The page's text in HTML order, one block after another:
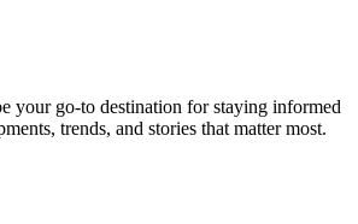
your go-to destination for staying informed
trends, and stories that matter most.